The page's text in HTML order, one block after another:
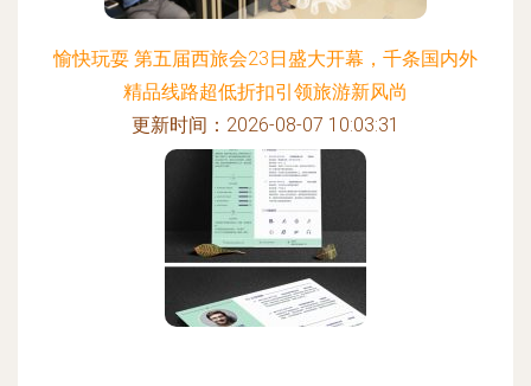
愉快玩耍 第五届西旅会23日盛大开幕，千条国内外
精品线路超低折扣引领旅游新风尚
更新时间：2026-08-07 10:03:31